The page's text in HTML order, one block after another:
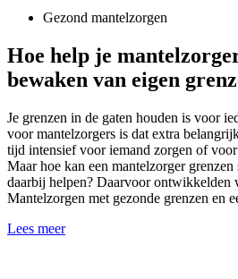
Gezond mantelzorgen
Hoe help je
bewaken van eigen
Je grenzen in de gaten houden is voor
voor mantelzorgers is dat extra
tijd intensief voor iemand zorgen of
Maar hoe kan een mantelzorger
daarbij helpen? Daarvoor ontwikkelden
Mantelzorgen met gezonde grenzen en
Lees meer